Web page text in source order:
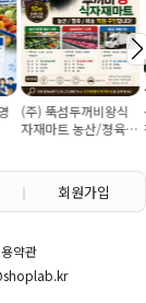
왕식
육/
용인신갈 포시즌
청과과장구합니다
회원가입
약관